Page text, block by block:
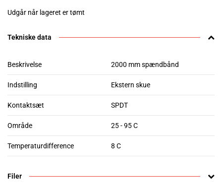
Udgår når lageret er tømt
Tekniske data
Beskrivelse 2000 mm spændbånd
Indstilling Ekstern skue
Kontaktsæt SPDT
Område 25 - 95 C
Temperaturdifference 8 C
Filer